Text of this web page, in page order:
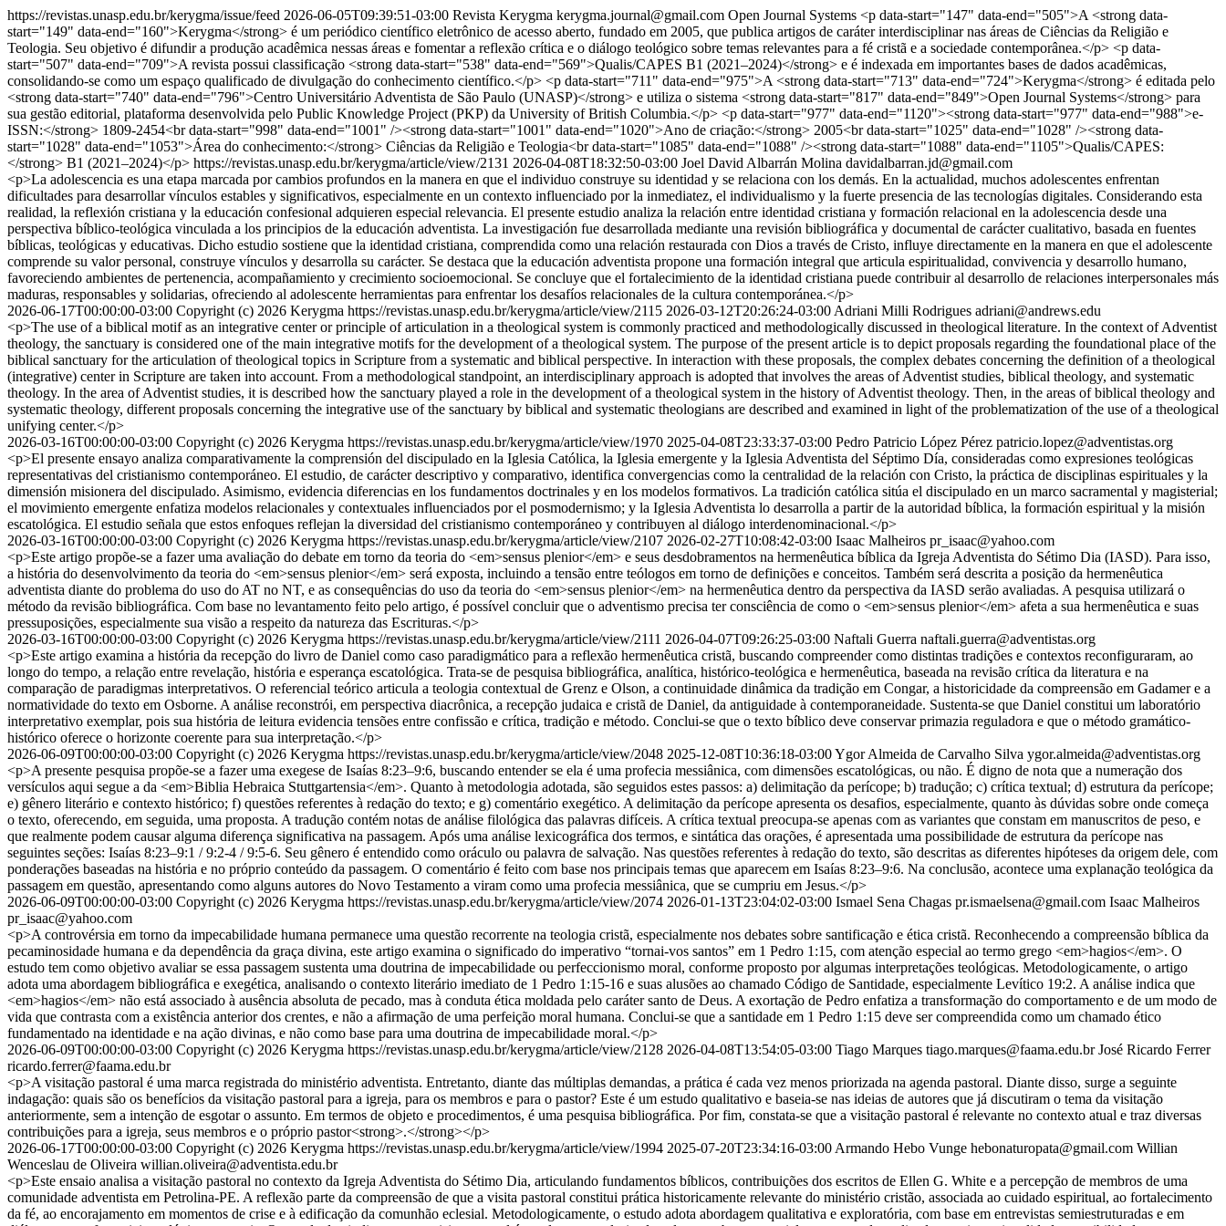
https://revistas.unasp.edu.br/kerygma/issue/feed 2026-06-05T09:39:51-03:00 Revista Kerygma kerygma.journal@gmail.com Open Journal Systems <p data-start="147" data-end="505">A <strong data-
start="149" data-end="160">Kerygma</strong> é um periódico científico eletrônico de acesso aberto, fundado em 2005, que publica artigos de caráter interdisciplinar nas áreas de Ciências da Religião e
Teologia. Seu objetivo é difundir a produção acadêmica nessas áreas e fomentar a reflexão crítica e o diálogo teológico sobre temas relevantes para a fé cristã e a sociedade contemporânea.</p> <p data-
start="507" data-end="709">A revista possui classificação <strong data-start="538" data-end="569">Qualis/CAPES B1 (2021–2024)</strong> e é indexada em importantes bases de dados acadêmicas,
consolidando-se como um espaço qualificado de divulgação do conhecimento científico.</p> <p data-start="711" data-end="975">A <strong data-start="713" data-end="724">Kerygma</strong> é editada pelo
<strong data-start="740" data-end="796">Centro Universitário Adventista de São Paulo (UNASP)</strong> e utiliza o sistema <strong data-start="817" data-end="849">Open Journal Systems</strong> para
sua gestão editorial, plataforma desenvolvida pelo Public Knowledge Project (PKP) da University of British Columbia.</p> <p data-start="977" data-end="1120"><strong data-start="977" data-end="988">e-
ISSN:</strong> 1809-2454<br data-start="998" data-end="1001" /><strong data-start="1001" data-end="1020">Ano de criação:</strong> 2005<br data-start="1025" data-end="1028" /><strong data-
start="1028" data-end="1053">Área do conhecimento:</strong> Ciências da Religião e Teologia<br data-start="1085" data-end="1088" /><strong data-start="1088" data-end="1105">Qualis/CAPES:
</strong> B1 (2021–2024)</p> https://revistas.unasp.edu.br/kerygma/article/view/2131 2026-04-08T18:32:50-03:00 Joel David Albarrán Molina davidalbarran.jd@gmail.com
<p>La adolescencia es una etapa marcada por cambios profundos en la manera en que el individuo construye su identidad y se relaciona con los demás. En la actualidad, muchos adolescentes enfrentan
dificultades para desarrollar vínculos estables y significativos, especialmente en un contexto influenciado por la inmediatez, el individualismo y la fuerte presencia de las tecnologías digitales. Considerando esta
realidad, la reflexión cristiana y la educación confesional adquieren especial relevancia. El presente estudio analiza la relación entre identidad cristiana y formación relacional en la adolescencia desde una
perspectiva bíblico-teológica vinculada a los principios de la educación adventista. La investigación fue desarrollada mediante una revisión bibliográfica y documental de carácter cualitativo, basada en fuentes
bíblicas, teológicas y educativas. Dicho estudio sostiene que la identidad cristiana, comprendida como una relación restaurada con Dios a través de Cristo, influye directamente en la manera en que el adolescente
comprende su valor personal, construye vínculos y desarrolla su carácter. Se destaca que la educación adventista propone una formación integral que articula espiritualidad, convivencia y desarrollo humano,
favoreciendo ambientes de pertenencia, acompañamiento y crecimiento socioemocional. Se concluye que el fortalecimiento de la identidad cristiana puede contribuir al desarrollo de relaciones interpersonales más
maduras, responsables y solidarias, ofreciendo al adolescente herramientas para enfrentar los desafíos relacionales de la cultura contemporánea.</p>
2026-06-17T00:00:00-03:00 Copyright (c) 2026 Kerygma https://revistas.unasp.edu.br/kerygma/article/view/2115 2026-03-12T20:26:24-03:00 Adriani Milli Rodrigues adriani@andrews.edu
<p>The use of a biblical motif as an integrative center or principle of articulation in a theological system is commonly practiced and methodologically discussed in theological literature. In the context of Adventist
theology, the sanctuary is considered one of the main integrative motifs for the development of a theological system. The purpose of the present article is to depict proposals regarding the foundational place of the
biblical sanctuary for the articulation of theological topics in Scripture from a systematic and biblical perspective. In interaction with these proposals, the complex debates concerning the definition of a theological
(integrative) center in Scripture are taken into account. From a methodological standpoint, an interdisciplinary approach is adopted that involves the areas of Adventist studies, biblical theology, and systematic
theology. In the area of Adventist studies, it is described how the sanctuary played a role in the development of a theological system in the history of Adventist theology. Then, in the areas of biblical theology and
systematic theology, different proposals concerning the integrative use of the sanctuary by biblical and systematic theologians are described and examined in light of the problematization of the use of a theological
unifying center.</p>
2026-03-16T00:00:00-03:00 Copyright (c) 2026 Kerygma https://revistas.unasp.edu.br/kerygma/article/view/1970 2025-04-08T23:33:37-03:00 Pedro Patricio López Pérez patricio.lopez@adventistas.org
<p>El presente ensayo analiza comparativamente la comprensión del discipulado en la Iglesia Católica, la Iglesia emergente y la Iglesia Adventista del Séptimo Día, consideradas como expresiones teológicas
representativas del cristianismo contemporáneo. El estudio, de carácter descriptivo y comparativo, identifica convergencias como la centralidad de la relación con Cristo, la práctica de disciplinas espirituales y la
dimensión misionera del discipulado. Asimismo, evidencia diferencias en los fundamentos doctrinales y en los modelos formativos. La tradición católica sitúa el discipulado en un marco sacramental y magisterial;
el movimiento emergente enfatiza modelos relacionales y contextuales influenciados por el posmodernismo; y la Iglesia Adventista lo desarrolla a partir de la autoridad bíblica, la formación espiritual y la misión
escatológica. El estudio señala que estos enfoques reflejan la diversidad del cristianismo contemporáneo y contribuyen al diálogo interdenominacional.</p>
2026-03-16T00:00:00-03:00 Copyright (c) 2026 Kerygma https://revistas.unasp.edu.br/kerygma/article/view/2107 2026-02-27T10:08:42-03:00 Isaac Malheiros pr_isaac@yahoo.com
<p>Este artigo propõe-se a fazer uma avaliação do debate em torno da teoria do <em>sensus plenior</em> e seus desdobramentos na hermenêutica bíblica da Igreja Adventista do Sétimo Dia (IASD). Para isso,
a história do desenvolvimento da teoria do <em>sensus plenior</em> será exposta, incluindo a tensão entre teólogos em torno de definições e conceitos. Também será descrita a posição da hermenêutica
adventista diante do problema do uso do AT no NT, e as consequências do uso da teoria do <em>sensus plenior</em> na hermenêutica dentro da perspectiva da IASD serão avaliadas. A pesquisa utilizará o
método da revisão bibliográfica. Com base no levantamento feito pelo artigo, é possível concluir que o adventismo precisa ter consciência de como o <em>sensus plenior</em> afeta a sua hermenêutica e suas
pressuposições, especialmente sua visão a respeito da natureza das Escrituras.</p>
2026-03-16T00:00:00-03:00 Copyright (c) 2026 Kerygma https://revistas.unasp.edu.br/kerygma/article/view/2111 2026-04-07T09:26:25-03:00 Naftali Guerra naftali.guerra@adventistas.org
<p>Este artigo examina a história da recepção do livro de Daniel como caso paradigmático para a reflexão hermenêutica cristã, buscando compreender como distintas tradições e contextos reconfiguraram, ao
longo do tempo, a relação entre revelação, história e esperança escatológica. Trata-se de pesquisa bibliográfica, analítica, histórico-teológica e hermenêutica, baseada na revisão crítica da literatura e na
comparação de paradigmas interpretativos. O referencial teórico articula a teologia contextual de Grenz e Olson, a continuidade dinâmica da tradição em Congar, a historicidade da compreensão em Gadamer e a
normatividade do texto em Osborne. A análise reconstrói, em perspectiva diacrônica, a recepção judaica e cristã de Daniel, da antiguidade à contemporaneidade. Sustenta-se que Daniel constitui um laboratório
interpretativo exemplar, pois sua história de leitura evidencia tensões entre confissão e crítica, tradição e método. Conclui-se que o texto bíblico deve conservar primazia reguladora e que o método gramático-
histórico oferece o horizonte coerente para sua interpretação.</p>
2026-06-09T00:00:00-03:00 Copyright (c) 2026 Kerygma https://revistas.unasp.edu.br/kerygma/article/view/2048 2025-12-08T10:36:18-03:00Ygor Almeida de Carvalho Silva ygor.almeida@adventistas.org
<p>A presente pesquisa propõe-se a fazer uma exegese de Isaías 8:23–9:6, buscando entender se ela é uma profecia messiânica, com dimensões escatológicas, ou não. É digno de nota que a numeração dos
versículos aqui segue a da <em>Biblia Hebraica Stuttgartensia</em>. Quanto à metodologia adotada, são seguidos estes passos: a) delimitação da perícope; b) tradução; c) crítica textual; d) estrutura da perícope;
e) gênero literário e contexto histórico; f) questões referentes à redação do texto; e g) comentário exegético. A delimitação da perícope apresenta os desafios, especialmente, quanto às dúvidas sobre onde começa
o texto, oferecendo, em seguida, uma proposta. A tradução contém notas de análise filológica das palavras difíceis. A crítica textual preocupa-se apenas com as variantes que constam em manuscritos de peso, e
que realmente podem causar alguma diferença significativa na passagem. Após uma análise lexicográfica dos termos, e sintática das orações, é apresentada uma possibilidade de estrutura da perícope nas
seguintes seções: Isaías 8:23–9:1 / 9:2-4 / 9:5-6. Seu gênero é entendido como oráculo ou palavra de salvação. Nas questões referentes à redação do texto, são descritas as diferentes hipóteses da origem dele, com
ponderações baseadas na história e no próprio conteúdo da passagem. O comentário é feito com base nos principais temas que aparecem em Isaías 8:23–9:6. Na conclusão, acontece uma explanação teológica da
passagem em questão, apresentando como alguns autores do Novo Testamento a viram como uma profecia messiânica, que se cumpriu em Jesus.</p>
2026-06-09T00:00:00-03:00 Copyright (c) 2026 Kerygma https://revistas.unasp.edu.br/kerygma/article/view/2074 2026-01-13T23:04:02-03:00 Ismael Sena Chagas pr.ismaelsena@gmail.com Isaac Malheiros
pr_isaac@yahoo.com
<p>A controvérsia em torno da impecabilidade humana permanece uma questão recorrente na teologia cristã, especialmente nos debates sobre santificação e ética cristã. Reconhecendo a compreensão bíblica da
pecaminosidade humana e da dependência da graça divina, este artigo examina o significado do imperativo “tornai-vos santos” em 1 Pedro 1:15, com atenção especial ao termo grego <em>hagios</em>. O
estudo tem como objetivo avaliar se essa passagem sustenta uma doutrina de impecabilidade ou perfeccionismo moral, conforme proposto por algumas interpretações teológicas. Metodologicamente, o artigo
adota uma abordagem bibliográfica e exegética, analisando o contexto literário imediato de 1 Pedro 1:15-16 e suas alusões ao chamado Código de Santidade, especialmente Levítico 19:2. A análise indica que
<em>hagios</em> não está associado à ausência absoluta de pecado, mas à conduta ética moldada pelo caráter santo de Deus. A exortação de Pedro enfatiza a transformação do comportamento e de um modo de
vida que contrasta com a existência anterior dos crentes, e não a afirmação de uma perfeição moral humana. Conclui-se que a santidade em 1 Pedro 1:15 deve ser compreendida como um chamado ético
fundamentado na identidade e na ação divinas, e não como base para uma doutrina de impecabilidade moral.</p>
2026-06-09T00:00:00-03:00 Copyright (c) 2026 Kerygma https://revistas.unasp.edu.br/kerygma/article/view/2128 2026-04-08T13:54:05-03:00 Tiago Marques tiago.marques@faama.edu.br José Ricardo Ferrer
ricardo.ferrer@faama.edu.br
<p>A visitação pastoral é uma marca registrada do ministério adventista. Entretanto, diante das múltiplas demandas, a prática é cada vez menos priorizada na agenda pastoral. Diante disso, surge a seguinte
indagação: quais são os benefícios da visitação pastoral para a igreja, para os membros e para o pastor? Este é um estudo qualitativo e baseia-se nas ideias de autores que já discutiram o tema da visitação
anteriormente, sem a intenção de esgotar o assunto. Em termos de objeto e procedimentos, é uma pesquisa bibliográfica. Por fim, constata-se que a visitação pastoral é relevante no contexto atual e traz diversas
contribuições para a igreja, seus membros e o próprio pastor<strong>.</strong></p>
2026-06-17T00:00:00-03:00 Copyright (c) 2026 Kerygma https://revistas.unasp.edu.br/kerygma/article/view/1994 2025-07-20T23:34:16-03:00 Armando Hebo Vunge hebonaturopata@gmail.com Willian
Wenceslau de Oliveira willian.oliveira@adventista.edu.br
<p>Este ensaio analisa a visitação pastoral no contexto da Igreja Adventista do Sétimo Dia, articulando fundamentos bíblicos, contribuições dos escritos de Ellen G. White e a percepção de membros de uma
comunidade adventista em Petrolina-PE. A reflexão parte da compreensão de que a visita pastoral constitui prática historicamente relevante do ministério cristão, associada ao cuidado espiritual, ao fortalecimento
da fé, ao encorajamento em momentos de crise e à edificação da comunhão eclesial. Metodologicamente, o estudo adota abordagem qualitativa e exploratória, com base em entrevistas semiestruturadas e em